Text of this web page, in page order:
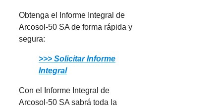
Obtenga el Informe Integral de
Arcosol-50 SA de forma rápida y
segura:
>>> Solicitar Informe
Integral
Con el Informe Integral de
Arcosol-50 SA sabrá toda la